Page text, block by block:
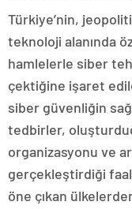
Türkiye’nin,
teknoloji alanında
hamlelerle siber
çektiğine işaret
siber güvenliğin
tedbirler,
organizasyonu ve
gerçekleştirdiği
öne çıkan